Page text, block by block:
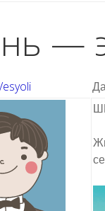
—